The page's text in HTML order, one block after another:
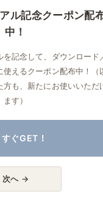
ってしまう
動ができます。
感じた
るのが便利
ル記念クーポン配
中！
を記念して、ダウンロード
使えるクーポン配布中！（
方も、新たにお使いいただ
ます）
ぐGET！
次へ →